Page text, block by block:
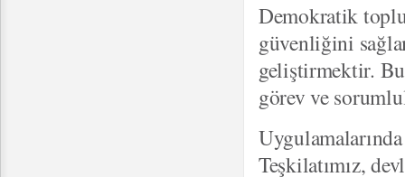
Demokratik
güvenliğini
geliştirmektir.
görev ve
Teşkilatımız,